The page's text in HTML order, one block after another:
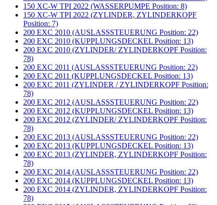
150 XC-W TPI 2022 (WASSERPUMPE Position: 8)
150 XC-W TPI 2022 (ZYLINDER, ZYLINDERKOPF
Position: 7)
200 EXC 2010 (AUSLASSSTEUERUNG Position: 22)
200 EXC 2010 (KUPPLUNGSDECKEL Position: 13)
200 EXC 2010 (ZYLINDER/ ZYLINDERKOPF Position:
78)
200 EXC 2011 (AUSLASSSTEUERUNG Position: 22)
200 EXC 2011 (KUPPLUNGSDECKEL Position: 13)
200 EXC 2011 (ZYLINDER / ZYLINDERKOPF Position:
78)
200 EXC 2012 (AUSLASSSTEUERUNG Position: 22)
200 EXC 2012 (KUPPLUNGSDECKEL Position: 13)
200 EXC 2012 (ZYLINDER/ ZYLINDERKOPF Position:
78)
200 EXC 2013 (AUSLASSSTEUERUNG Position: 22)
200 EXC 2013 (KUPPLUNGSDECKEL Position: 13)
200 EXC 2013 (ZYLINDER, ZYLINDERKOPF Position:
78)
200 EXC 2014 (AUSLASSSTEUERUNG Position: 22)
200 EXC 2014 (KUPPLUNGSDECKEL Position: 13)
200 EXC 2014 (ZYLINDER, ZYLINDERKOPF Position:
78)